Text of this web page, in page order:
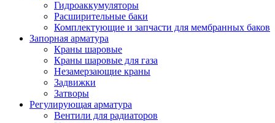
Гидроаккумуляторы
Расширительные баки
Комплектующие и запчасти для мембранных баков
Запорная арматура
Краны шаровые
Краны шаровые для газа
Незамерзающие краны
Задвижки
Затворы
Регулирующая арматура
Вентили для радиаторов